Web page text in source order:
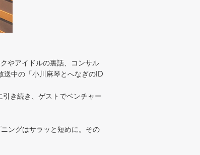
やアイドルの裏話、コンサル
送中の「小川麻琴とへなぎのID
き続き、ゲストでベンチャー
ングはサラッと短めに。その